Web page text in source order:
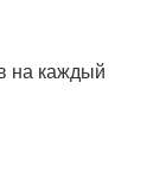
на каждый